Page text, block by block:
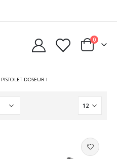
0
PISTOLET DOSEUR I